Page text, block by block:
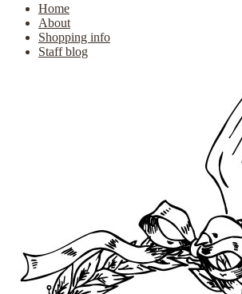
Home
About
Shopping info
Staff blog